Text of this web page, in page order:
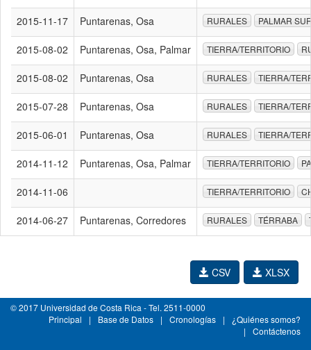
2015-11-17 Puntarenas, Osa RURALES PALMAR
2015-08-02 Puntarenas, Osa, Palmar TIERRA/TERRITORIO
2015-08-02 Puntarenas, Osa RURALES TIERRA/
2015-07-28 Puntarenas, Osa RURALES TIERRA/
2015-06-01 Puntarenas, Osa RURALES TIERRA/
2014-11-12 Puntarenas, Osa, Palmar TIERRA/TERRITORIO
2014-11-06 TIERRA/TERRITORIO
2014-06-27 Puntarenas, Corredores RURALES TÉRRABA
XLSX
CSV
© 2017 Universidad de Costa Rica - Tel. 2511-0000
Principal
| Base de Datos | Cronologías |
¿Quiénes somos?
|
Contáctenos